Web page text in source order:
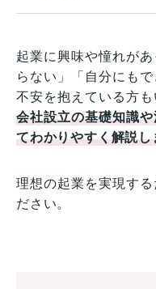
起業に興味や憧れが
らない」「自分にも
不安を抱えている方
会社設立の基礎知識
てわかりやすく解説し
理想の起業を実現す
ださい。